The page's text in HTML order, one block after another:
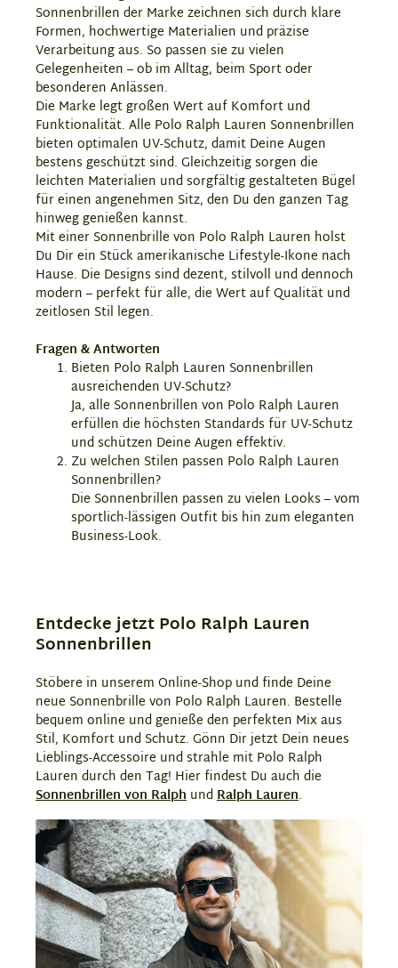
Sonnenbrillen der Marke zeichnen sich durch klare
Formen, hochwertige Materialien und präzise
Verarbeitung aus. So passen sie zu vielen
Gelegenheiten – ob im Alltag, beim Sport oder
besonderen Anlässen.
Die Marke legt großen Wert auf Komfort und
Funktionalität. Alle Polo Ralph Lauren Sonnenbrillen
bieten optimalen UV-Schutz, damit Deine Augen
bestens geschützt sind. Gleichzeitig sorgen die
leichten Materialien und sorgfältig gestalteten Bügel
für einen angenehmen Sitz, den Du den ganzen Tag
hinweg genießen kannst.
Mit einer Sonnenbrille von Polo Ralph Lauren holst
Du Dir ein Stück amerikanische Lifestyle-Ikone nach
Hause. Die Designs sind dezent, stilvoll und dennoch
modern – perfekt für alle, die Wert auf Qualität und
zeitlosen Stil legen.
Fragen & Antworten
Bieten Polo Ralph Lauren Sonnenbrillen
ausreichenden UV-Schutz?
Ja, alle Sonnenbrillen von Polo Ralph Lauren
erfüllen die höchsten Standards für UV-Schutz
und schützen Deine Augen effektiv.
Zu welchen Stilen passen Polo Ralph Lauren
Sonnenbrillen?
Die Sonnenbrillen passen zu vielen Looks – vom
sportlich-lässigen Outfit bis hin zum eleganten
Business-Look.
Entdecke jetzt Polo Ralph Lauren
Sonnenbrillen
Stöbere in unserem Online-Shop und finde Deine
neue Sonnenbrille von Polo Ralph Lauren. Bestelle
bequem online und genieße den perfekten Mix aus
Stil, Komfort und Schutz. Gönn Dir jetzt Dein neues
Lieblings-Accessoire und strahle mit Polo Ralph
Lauren durch den Tag! Hier findest Du auch die
Sonnenbrillen von Ralph undRalph Lauren.